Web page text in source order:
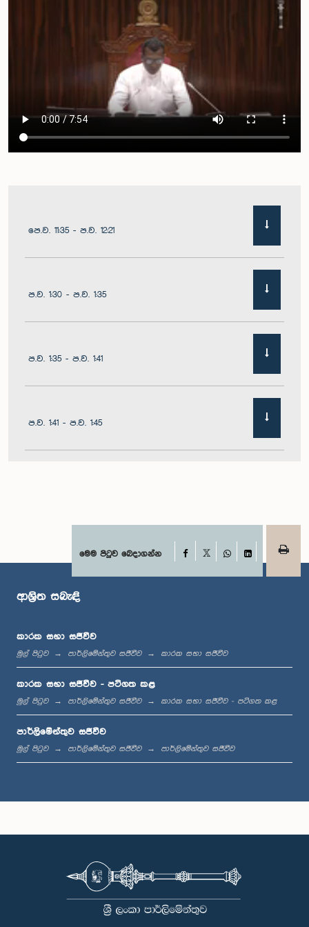
පෙ.ව. 11:35 - ප.ව. 12:21
ප.ව. 1:30 - ප.ව. 1:35
ප.ව. 1:35 - ප.ව. 1:41
ප.ව. 1:41 - ප.ව. 1:45
ප.ව. 1:51 - ප.ව. 1:57
ප.ව. 2:01 - ප.ව. 2:13
ප.ව. 2:13 - ප.ව. 2:21
ප.ව. 2:27 - ප.ව. 2:35
මෙම පිටුව බෙදාගන්න Facebook
WhatsApp
LinkedIn
ආශ්‍රිත සබැඳි
කාරක සභා සජීවීව
මුල් පිටුව පාර්ලිමේන්තුව සජීවීව කාරක සභා සජීවීව
කාරක සභා සජීවීව - පටිගත කළ
මුල් පිටුව පාර්ලිමේන්තුව සජීවීව කාරක සභා සජීවීව - පටිගත කළ
පාර්ලිමේන්තුව සජීවීව
මුල් පිටුව පාර්ලිමේන්තුව සජීවීව පාර්ලිමේන්තුව සජීවීව